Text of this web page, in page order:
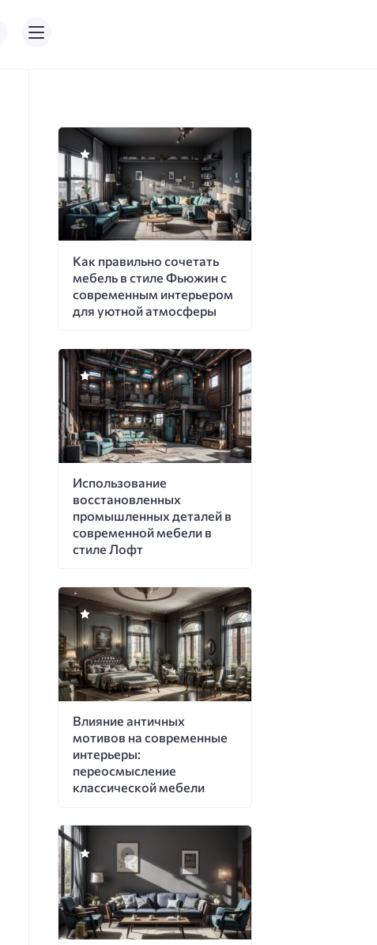
Как правильно сочетать
мебель в стиле Фьюжин с
современным интерьером
для уютной атмосферы
Использование
восстановленных
промышленных деталей в
современной мебели в
стиле Лофт
Влияние античных
мотивов на современные
интерьеры:
переосмысление
классической мебели